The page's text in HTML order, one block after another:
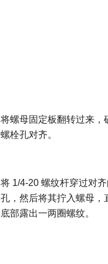
将螺母固定板翻转过来，
螺栓孔对齐。
将 1/4-20 螺纹杆穿过对齐
孔，然后将其拧入螺母，
底部露出一两圈螺纹。